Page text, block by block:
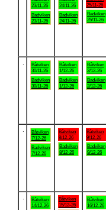
23/11-26
Badviken
23/11-26
24/11-26
Badviken
24/11-26
25/11-26
Badviken
25/11-26
Båtviken
30/11-26
Badviken
30/11-26
Båtviken
1/12-26
Badviken
1/12-26
Båtviken
2/12-26
Badviken
2/12-26
Båtviken
7/12-26
Badviken
7/12-26
Båtviken
8/12-26
Badviken
8/12-26
Båtviken
9/12-26
Badviken
9/12-26
Båtviken
14/12-26
Båtviken
15/12-26
Båtviken
16/12-26